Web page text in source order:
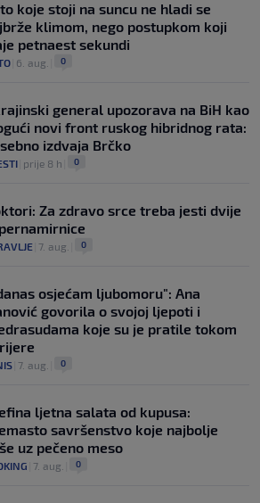
koje stoji na suncu ne hladi se
klimom, nego postupkom koji
petnaest sekundi
6. aug. 0
general upozorava na BiH kao
novi front ruskog hibridnog rata:
izdvaja Brčko
prije 8 h 0
Za zdravo srce treba jesti dvije
7. aug. 0
osjećam ljubomoru": Ana
govorila o svojoj ljepoti i
koje su je pratile tokom
7. aug. 0
ljetna salata od kupusa:
savršenstvo koje najbolje
uz pečeno meso
7. aug. 0